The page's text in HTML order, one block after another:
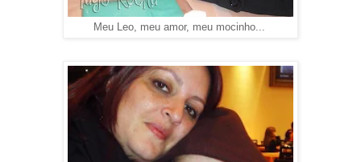
Meu Leo, meu amor, meu mocinho...